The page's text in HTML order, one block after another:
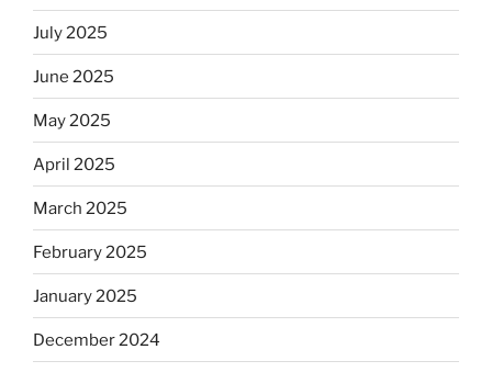
July 2025
June 2025
May 2025
April 2025
March 2025
February 2025
January 2025
December 2024